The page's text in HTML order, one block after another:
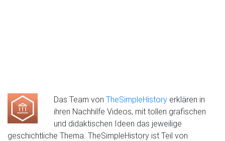
Das Team von TheSimpleHistory erklären in
ihren Nachhilfe Videos, mit tollen grafischen
und didaktischen Ideen das jeweilige
geschichtliche Thema. TheSimpleHistory ist Teil von